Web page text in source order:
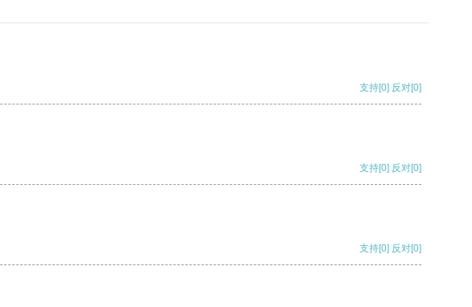
支持[0] 反对[0]
支持[0] 反对[0]
支持[0] 反对[0]